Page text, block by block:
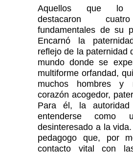
Aquellos que lo
destacaron
fundamentales de su
Encarnó la
reflejo de la paternidad
mundo donde se
multiforme orfandad,
muchos hombres y
corazón acogedor,
Para él, la
entenderse como
desinteresado a la
pedagogo que, por
contacto vital con